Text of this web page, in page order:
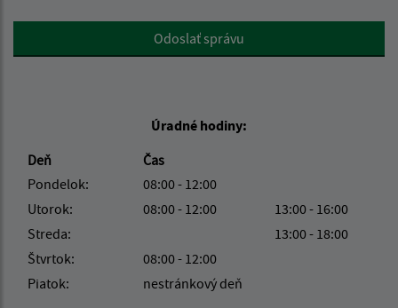
Google reCaptcha ResponseOdoslať správu
Úradné hodiny:
Deň
Čas
Pondelok:
08:00 - 12:00
Utorok:
08:00 - 12:00
13:00 - 16:00
Streda:
13:00 - 18:00
Štvrtok:
08:00 - 12:00
Piatok:
nestránkový deň